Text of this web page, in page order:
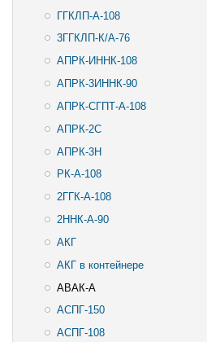
ГГКЛП-А-108
3ГГКЛП-К/А-76
АПРК-ИННК-108
АПРК-3ИННК-90
АПРК-СГПТ-А-108
АПРК-2С
АПРК-3Н
РК-А-108
2ГГК-А-108
2ННК-А-90
АКГ
АКГ в контейнере
АВАК-А
АСПГ-150
АСПГ-108